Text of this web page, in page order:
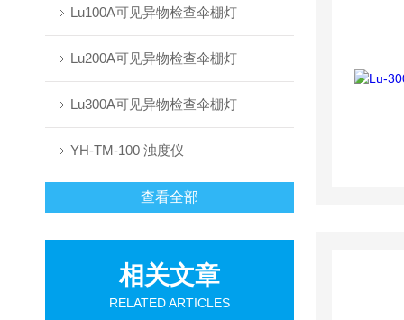
Lu100A可见异物检查伞棚灯
Lu200A可见异物检查伞棚灯
Lu300A可见异物检查伞棚灯
YH-TM-100 浊度仪
查看全部
相关文章
RELATED ARTICLES